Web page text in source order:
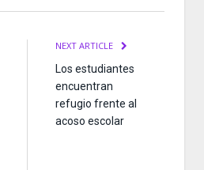
NEXT ARTICLE
Los estudiantes
encuentran
refugio frente al
acoso escolar